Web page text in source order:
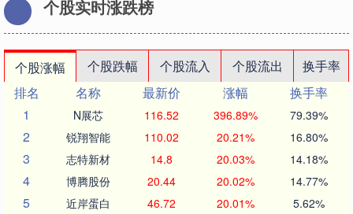
个股实时涨跌榜
个股涨幅 个股跌幅 个股流入 个股流出
换手率
排名
名称 最新价 涨幅
换手率
1
N展芯 116.52 396.89% 79.39%
2 锐翔智能 110.02 20.21% 16.80%
3 志特新材 14.8 20.03% 14.18%
4 博腾股份 20.44 20.02% 14.77%
5 近岸蛋白 46.72 20.01% 5.62%